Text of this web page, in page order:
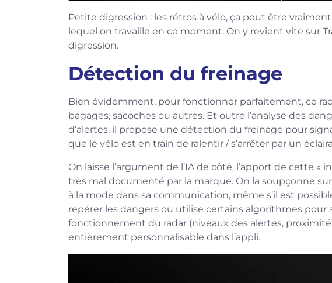
Petite digression : les rétros à vélo, ça peut être
lequel on travaille en ce moment. On y revient vite sur
digression.
Détection du freinage
Bien évidemment, pour fonctionner parfaitement, ce
bagages, sacoches ou autres. Et outre l’analyse des
d’alertes, il propose une détection du freinage pour
que le vélo est en train de ralentir / s’arrêter par un
On laisse l’argument de l’IA de côté, l’apport de cette
très mal documenté par la marque. On la soupçonne
à la mode dans sa communication, même s’il est
repérer les dangers ou utilise certains algorithmes pour
fonctionnement du radar (niveaux des alertes,
entièrement personnalisable dans l’appli.